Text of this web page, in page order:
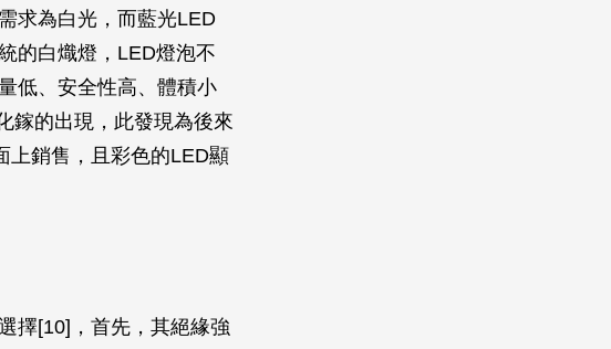
求為白光，而藍光LED
的白熾燈，LED燈泡不
低、安全性高、體積小
鎵的出現，此發現為後來
上銷售，且彩色的LED顯
擇[10]，首先，其絕緣強